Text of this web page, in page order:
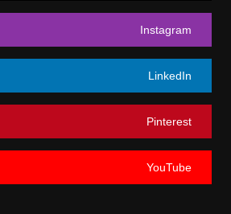
Instagram
LinkedIn
Pinterest
YouTube